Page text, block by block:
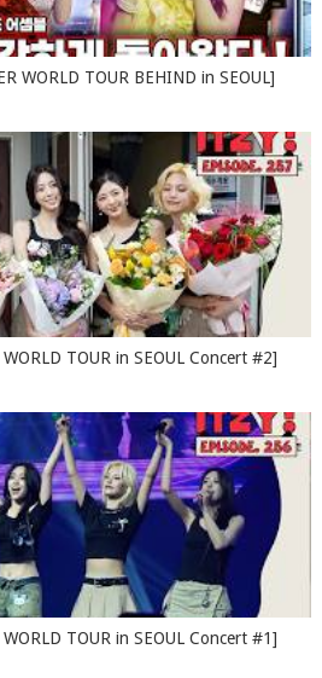
WORLD TOUR BEHIND in SEOUL]
TOUR in SEOUL Concert #2]
TOUR in SEOUL Concert #1]